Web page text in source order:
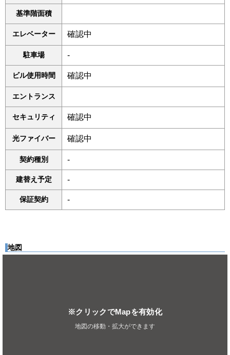
基準階面積
エレベーター 確認中
駐車場 -
ビル使用時間 確認中
エントランス
セキュリティ 確認中
光ファイバー 確認中
契約種別 -
建替え予定 -
保証契約 -
地図
※クリックでMapを有効化
地図の移動・拡大ができます